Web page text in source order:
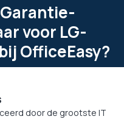
voor LG-
OfficeEasy?
door de grootste IT